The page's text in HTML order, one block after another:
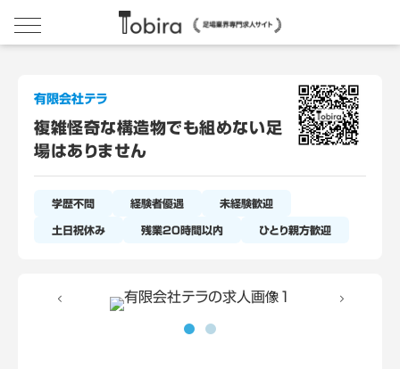
有限会社テラ
複雑怪奇な構造物でも組めない足
場はありません
学歴不問 経験者優遇 未経験歓迎
土日祝休み 残業20時間以内 ひとり親方歓迎